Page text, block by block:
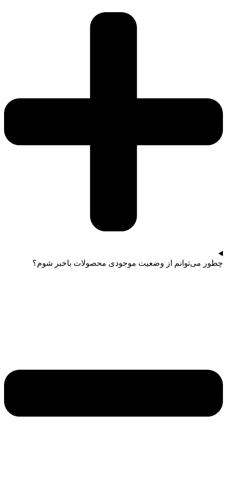
چطور می‌توانم از وضعیت موجودی محصولات باخبر شوم؟